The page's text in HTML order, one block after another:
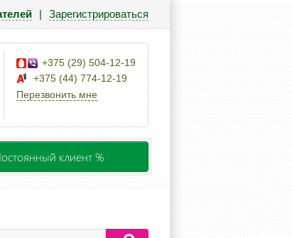
| Зарегистрироваться
+375 (29) 504-12-19
+375 (44) 774-12-19
Перезвонить мне
клиент %